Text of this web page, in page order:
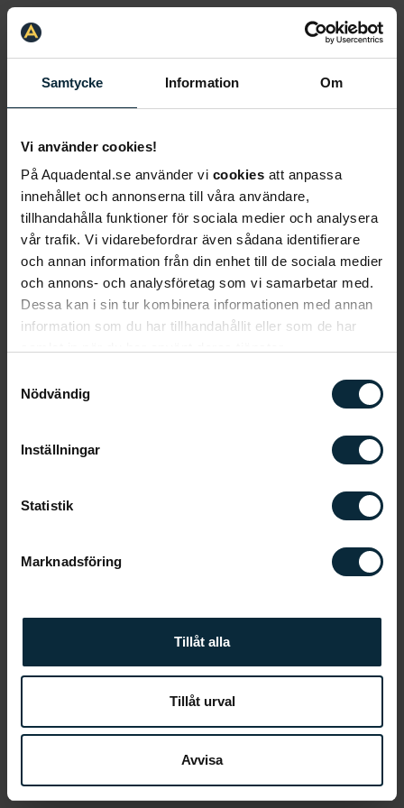
Samtycke Information Om
Vi använder cookies!
På Aquadental.se använder vi cookies att anpassa
innehållet och annonserna till våra användare,
tillhandahålla funktioner för sociala medier och analysera
vår trafik. Vi vidarebefordrar även sådana identifierare
och annan information från din enhet till de sociala medier
och annons- och analysföretag som vi samarbetar med.
Dessa kan i sin tur kombinera informationen med annan
information som du har tillhandahållit eller som de har
Nödvändig
Inställningar
Statistik
Marknadsföring
Tillåt alla
Tillåt urval
Avvisa